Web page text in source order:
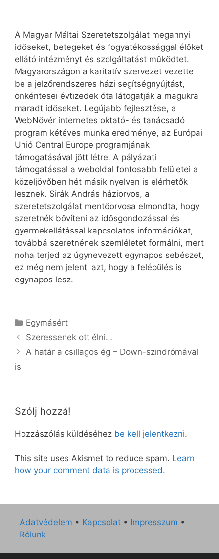
A Magyar Máltai Szeretetszolgálat megannyi
időseket, betegeket és fogyatékossággal élőket
ellátó intézményt és szolgáltatást működtet.
Magyarországon a karitatív szervezet vezette
be a jelzőrendszeres házi segítségnyújtást,
önkéntesei évtizedek óta látogatják a magukra
maradt időseket. Legújabb fejlesztése, a
WebNővér internetes oktató- és tanácsadó
program kétéves munka eredménye, az Európai
Unió Central Europe programjának
támogatásával jött létre. A pályázati
támogatással a weboldal fontosabb felületei a
közeljövőben hét másik nyelven is elérhetők
lesznek. Sirák András háziorvos, a
szeretetszolgálat mentőorvosa elmondta, hogy
szeretnék bővíteni az idősgondozással és
gyermekellátással kapcsolatos információkat,
továbbá szeretnének szemléletet formálni, mert
noha terjed az úgynevezett egynapos sebészet,
ez még nem jelenti azt, hogy a felépülés is
egynapos lesz.
Kategória
Egymásért
Szeressenek ott élni…
A határ a csillagos ég – Down-szindrómával
is
Szólj hozzá!
Hozzászólás küldéséhez be kell jelentkezni.
This site uses Akismet to reduce spam. Learn
how your comment data is processed.
Adatvédelem • Kapcsolat • Impresszum •
Rólunk